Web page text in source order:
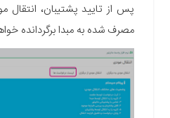
پس از تایید پشتیبان، انتقال
مصرف شده به مبدا برگردانده